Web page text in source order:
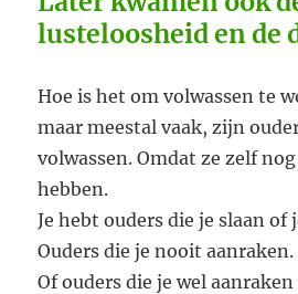
lusteloosheid en de
Hoe is het om volwassen te
maar meestal vaak, zijn
volwassen. Omdat ze zelf nog
hebben.
Je hebt ouders die je slaan of
Ouders die je nooit aanraken.
Of ouders die je wel